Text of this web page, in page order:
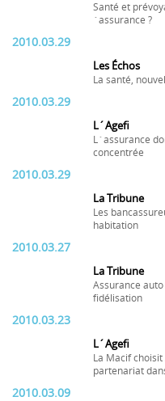
Santé et
´assurance ?
2010.03.29
Les Échos
La santé,
2010.03.29
L´Agefi
L´assurance
concentrée
2010.03.29
La Tribune
Les
habitation
2010.03.27
La Tribune
Assurance
fidélisation
2010.03.23
L´Agefi
La Macif
partenariat
2010.03.09